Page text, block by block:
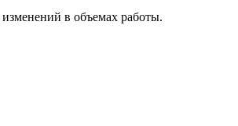
в объемах работы.